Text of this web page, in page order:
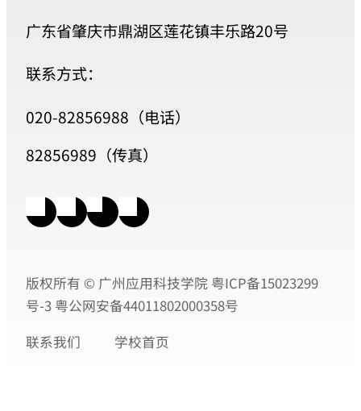
广东省肇庆市鼎湖区莲花镇丰乐路20号
联系方式：
020-82856988（电话）
82856989（传真）
版权所有 © 广州应用科技学院 粤ICP备15023299
号-3 粤公网安备44011802000358号
联系我们
学校首页